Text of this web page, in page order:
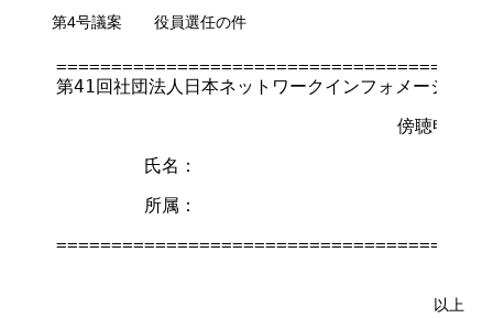
第4号議案
役員選任の件
第41回社団法人日本ネットワークインフォメーシ
                               傍聴申込書
        氏名：
        所属：
以上